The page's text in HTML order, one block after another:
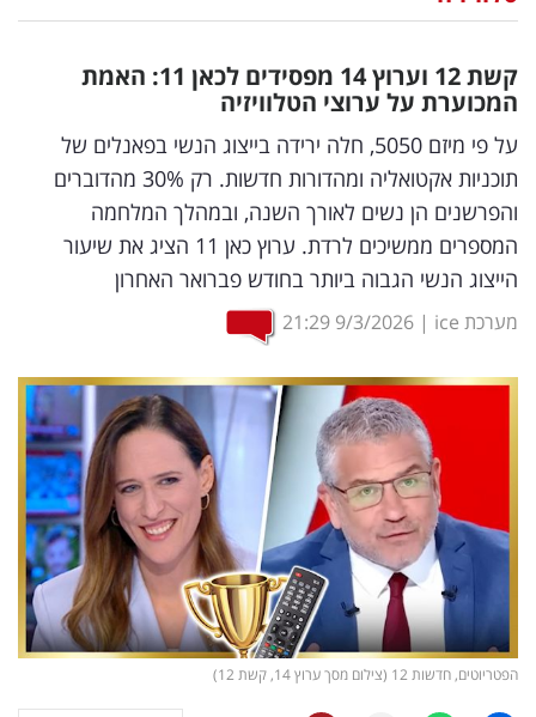
דיגיטל
וטק
שיווק
ופרסום
משפט
ומחקרים
עסקית
קריפטו
ויראלי
קשת 12 וערוץ 14 מפסידים לכאן 11: האמת
המכוערת על ערוצי הטלוויזיה
על פי מיזם 5050, חלה ירידה בייצוג הנשי בפאנלים של
תוכניות אקטואליה ומהדורות חדשות. רק 30% מהדוברים
והפרשנים הן נשים לאורך השנה, ובמהלך המלחמה
המספרים ממשיכים לרדת. ערוץ כאן 11 הציג את שיעור
הייצוג הנשי הגבוה ביותר בחודש פברואר האחרון
מערכת ice |
9/3/2026
21:29
הפטריוטים, חדשות 12 (צילום מסך ערוץ 14, קשת 12)